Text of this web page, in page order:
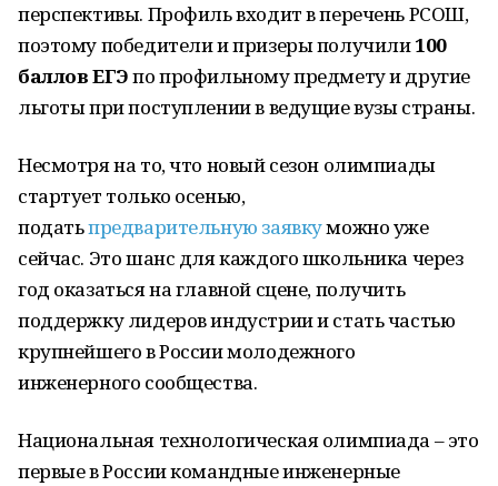
перспективы. Профиль входит в перечень РСОШ,
поэтому победители и призеры получили100
баллов ЕГЭпо профильному предмету и другие
льготы при поступлении в ведущие вузы страны.
Несмотря на то, что новый сезон олимпиады
стартует только осенью,
податьпредварительную заявкуможно уже
сейчас. Это шанс для каждого школьника через
год оказаться на главной сцене, получить
поддержку лидеров индустрии и стать частью
крупнейшего в России молодежного
инженерного сообщества.
Национальная технологическая олимпиада – это
первые в России командные инженерные